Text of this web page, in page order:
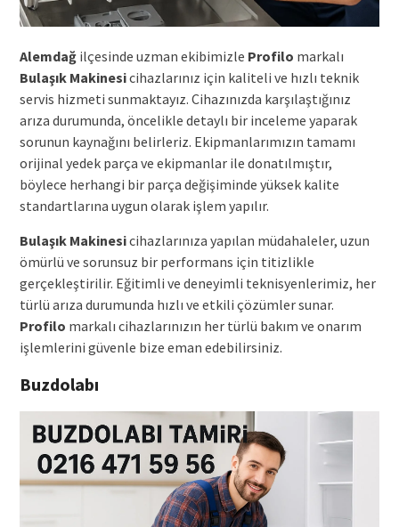
Alemdağilçesinde uzman ekibimizle Profilo markalı
Bulaşık Makinesicihazlarınız için kaliteli ve hızlı teknik
servis hizmeti sunmaktayız. Cihazınızda karşılaştığınız
arıza durumunda, öncelikle detaylı bir inceleme yaparak
sorunun kaynağını belirleriz. Ekipmanlarımızın tamamı
orijinal yedek parça ve ekipmanlar ile donatılmıştır,
böylece herhangi bir parça değişiminde yüksek kalite
standartlarına uygun olarak işlem yapılır.
Bulaşık Makinesicihazlarınıza yapılan müdahaleler, uzun
ömürlü ve sorunsuz bir performans için titizlikle
gerçekleştirilir. Eğitimli ve deneyimli teknisyenlerimiz, her
türlü arıza durumunda hızlı ve etkili çözümler sunar.
Profilo markalı cihazlarınızın her türlü bakım ve onarım
işlemlerini güvenle bize eman edebilirsiniz.
Buzdolabı